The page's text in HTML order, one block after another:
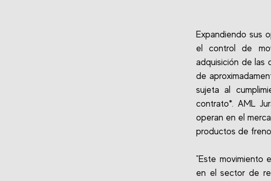
Expandiendo sus
el control de
adquisición de las
de
sujeta al
contrato*. AML
operan en el
productos de
"Este movimiento
en el sector de